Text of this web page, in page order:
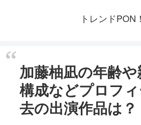
トレンドPON！
加藤柚凪の年齢
構成などプロフ
去の出演作品は？